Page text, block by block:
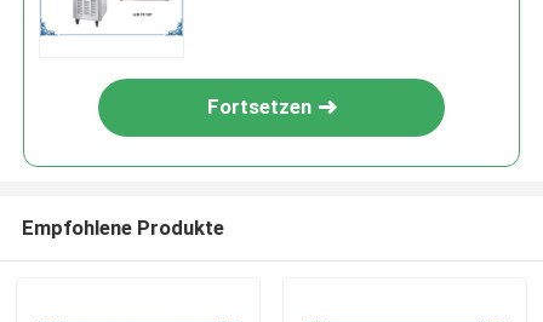
Fortsetzen
Empfohlene Produkte